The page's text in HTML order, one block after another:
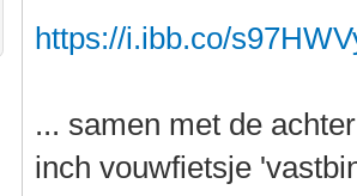
https://i.ibb.co/
... samen met de
inch vouwfietsje